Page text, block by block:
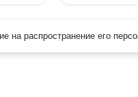
на распространение его